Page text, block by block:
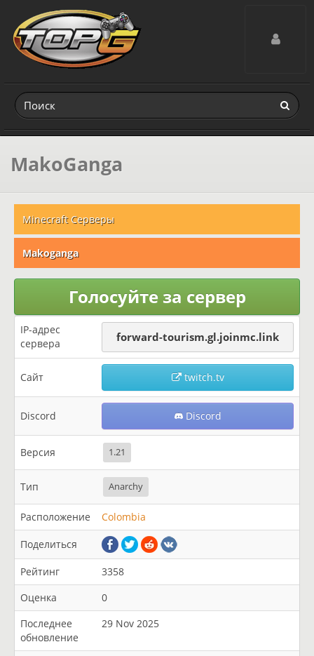
Toggle
MakoGanga
Minecraft Серверы
Makoganga
Голосуйте за сервер
IP-адрес
сервера
forward-tourism.gl.joinmc.link
Сайт twitch.tv
Discord Discord
Версия 1.21
Тип Anarchy
Расположение Colombia
Поделиться
Рейтинг
3358
Оценка
0
Последнее
обновление
29 Nov 2025